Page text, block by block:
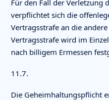
Für den Fall der Verletzung
verpflichtet sich die
Vertragsstrafe an die
Vertragsstrafe wird im
nach billigem Ermessen
11.7.
Die Geheimhaltungspflicht